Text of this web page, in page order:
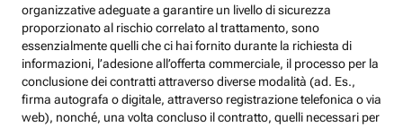
organizzative adeguate a garantire un livello di sicurezza
proporzionato al rischio correlato al trattamento, sono
essenzialmente quelli che ci hai fornito durante la richiesta di
informazioni, l’adesione all’offerta commerciale, il processo per la
conclusione dei contratti attraverso diverse modalità (ad. Es.,
firma autografa o digitale, attraverso registrazione telefonica o via
web), nonché, una volta concluso il contratto, quelli necessari per